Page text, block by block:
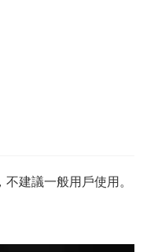
建議一般用戶使用。